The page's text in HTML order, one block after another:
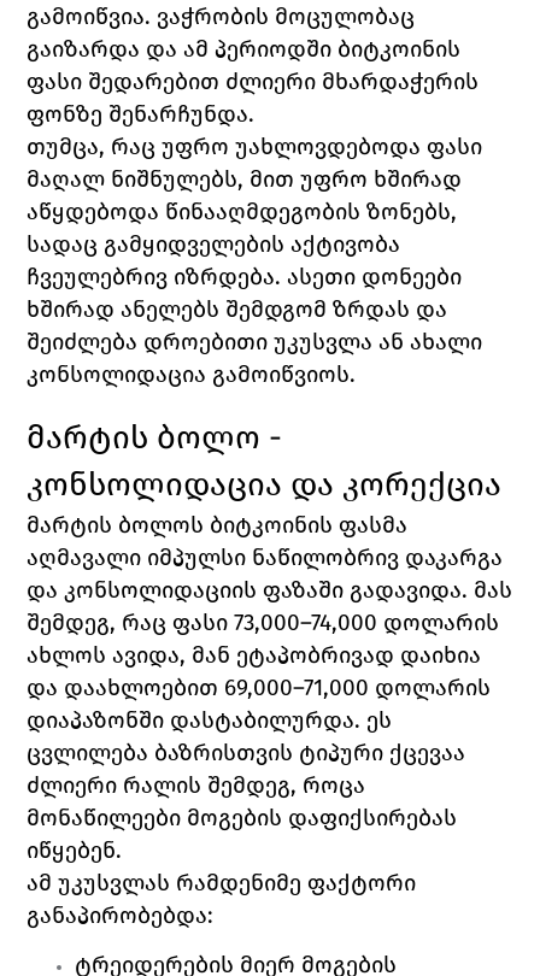
გამოიწვია. ვაჭრობის მოცულობაც
გაიზარდა და ამ პერიოდში ბიტკოინის
ფასი შედარებით ძლიერი მხარდაჭერის
ფონზე შენარჩუნდა.
თუმცა, რაც უფრო უახლოვდებოდა ფასი
მაღალ ნიშნულებს, მით უფრო ხშირად
აწყდებოდა წინააღმდეგობის ზონებს,
სადაც გამყიდველების აქტივობა
ჩვეულებრივ იზრდება. ასეთი დონეები
ხშირად ანელებს შემდგომ ზრდას და
შეიძლება დროებითი უკუსვლა ან ახალი
კონსოლიდაცია გამოიწვიოს.
მარტის ბოლო -
კონსოლიდაცია და კორექცია
მარტის ბოლოს ბიტკოინის ფასმა
აღმავალი იმპულსი ნაწილობრივ დაკარგა
და კონსოლიდაციის ფაზაში გადავიდა. მას
შემდეგ, რაც ფასი 73,000–74,000 დოლარის
ახლოს ავიდა, მან ეტაპობრივად დაიხია
და დაახლოებით 69,000–71,000 დოლარის
დიაპაზონში დასტაბილურდა. ეს
ცვლილება ბაზრისთვის ტიპური ქცევაა
ძლიერი რალის შემდეგ, როცა
მონაწილეები მოგების დაფიქსირებას
იწყებენ.
ამ უკუსვლას რამდენიმე ფაქტორი
განაპირობებდა:
ტრეიდერების მიერ მოგების